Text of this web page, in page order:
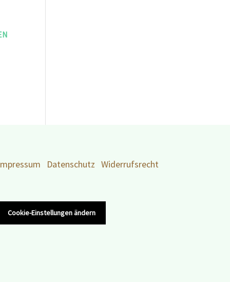
Datenschutz Widerrufsrecht
Cookie-Einstellungen ändern